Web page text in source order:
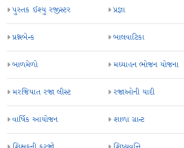
પુસ્તક ઈશ્યુ રજીસ્ટર પ્રજ્ઞા
પ્રશ્નબેન્ક બાલવાટિકા
બાળમેળો મઘ્યાહન ભોજન યોજના
મરજિયાત રજા લીસ્ટ રજાઓની યાદી
વાર્ષિક આયોજન શાળા ગ્રાન્ટ